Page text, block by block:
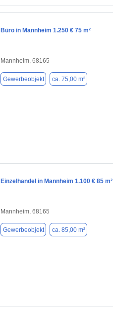
Büro in Mannheim 1.250 € 75 m²
Mannheim, 68165
Gewerbeobjekt ca. 75,00 m²
Einzelhandel in Mannheim 1.100 € 85 m²
Mannheim, 68165
Gewerbeobjekt ca. 85,00 m²